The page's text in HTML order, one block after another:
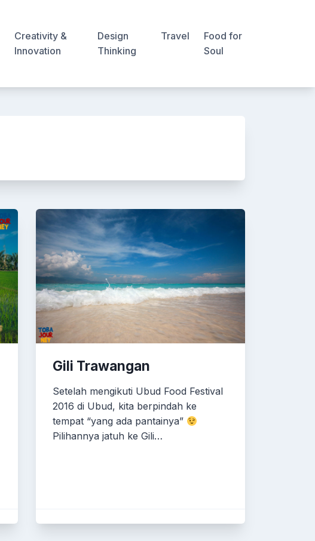
Creativity &
Innovation
Design
Thinking
Travel
Food for
Soul
Gili Trawangan
Setelah mengikuti Ubud Food Festival
2016 di Ubud, kita berpindah ke
tempat “yang ada pantainya”
Pilihannya jatuh ke Gili…